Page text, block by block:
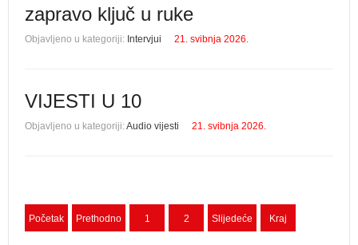
zapravo ključ u ruke
Objavljeno u kategoriji: Intervjui 21. svibnja 2026.
VIJESTI U 10
Objavljeno u kategoriji:Audio vijesti 21. svibnja 2026.
Početak Prethodno 1 2 Slijedeće Kraj